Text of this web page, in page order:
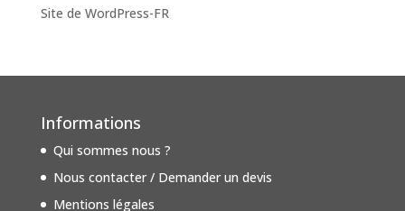
Site de WordPress-FR
Informations
Qui sommes nous ?
Nous contacter / Demander un devis
Mentions légales